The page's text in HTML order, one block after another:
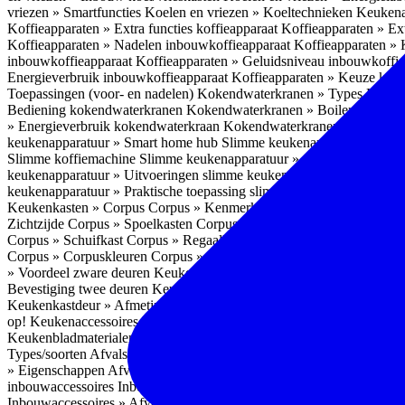
vriezen » Smartfuncties Koelen en vriezen » Koeltechnieken
Koffieapparaten » Extra functies koffieapparaat Koffieapparaten »
Koffieapparaten » Nadelen inbouwkoffieapparaat Koffieapparaten »
inbouwkoffieapparaat Koffieapparaten » Geluidsniveau
Energieverbruik inbouwkoffieapparaat Koffieapparaten » Keuze
Toepassingen (voor- en nadelen) Kokendwaterkranen » Types
Bediening kokendwaterkranen Kokendwaterkranen » Boilers
» Energieverbruik kokendwaterkraan Kokendwaterkranen »
keukenapparatuur » Smart home hub Slimme keukenapparatuur »
Slimme koffiemachine Slimme keukenapparatuur » Slimme stekker
keukenapparatuur » Uitvoeringen slimme keukenapparatuur
keukenapparatuur » Praktische toepassing slimme keukenapparatuur
Keukenkasten » Corpus Corpus » Kenmerken
Zichtzijde Corpus » Spoelkasten Corpus » Soorten keukenkasten
Corpus » Schuifkast Corpus » Regaalkast
Corpus » Corpuskleuren Corpus » Corpus in kleur
» Voordeel zware deuren Keukenkasten » Kastindeling
Bevestiging twee deuren Keukenkastdeur » Vaatwasserdeur
Keukenkastdeur » Afmetingen
op! KeukenaccessoiresKeukenaccessoires » Achterwanden
Keukenbladmaterialen als achterwand
Types/soorten Afvalsystemen » Installatie
» Eigenschappen Afvalsystemen » Inhoud
inbouwaccessoires Inbouwaccessoires » Bestek- en ladeindelingen